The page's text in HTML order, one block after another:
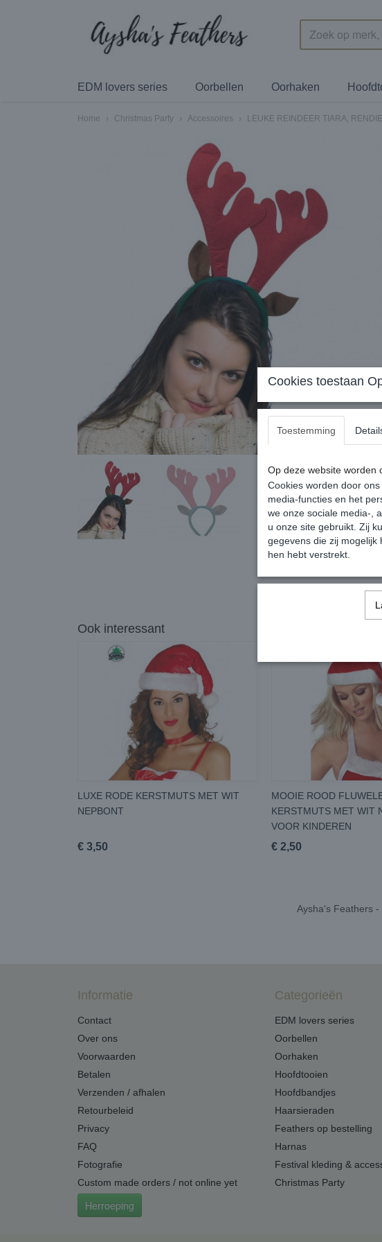
EDM lovers series Oorbellen Oorhaken
Home › Christmas Party › Accessoires › LEUKE REINDEER TIARA,
Ook interessant
LUXE RODE KERSTMUTS MET WIT
NEPBONT
€ 3,50
MOOIE ROOD
KERSTMUTS MET WIT
VOOR KINDEREN
€ 2,50
Aysha's Feathers
Informatie
Contact
Over ons
Voorwaarden
Betalen
Verzenden / afhalen
Retourbeleid
Privacy
FAQ
Fotografie
Custom made orders / not online yet
Herroeping
Categorieën
EDM lovers series
Oorbellen
Oorhaken
Hoofdtooien
Hoofdbandjes
Haarsieraden
Feathers op bestelling
Harnas
Festival kleding &
Christmas Party
Cookies toestaan
Toestemming
Op deze website worden
Cookies worden door
media-functies en het
we onze sociale media-,
u onze site gebruikt. Zij
gegevens die zij mogelijk
hen hebt verstrekt.